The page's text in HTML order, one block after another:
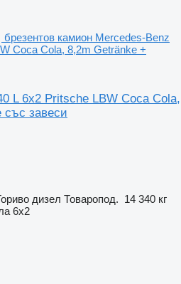
брезентов камион Mercedes-Benz
Coca Cola, 8,2m Getränke +
L 6x2 Pritsche LBW Coca Cola,
със завеси
дизел Товаропод. 14 340 кг
6x2